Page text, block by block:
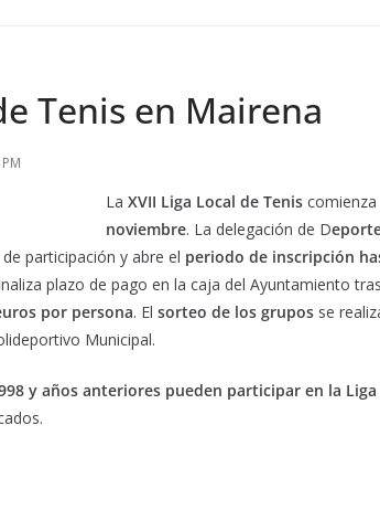
Tenis en Mairena
La XVII Liga Local de Tenis comienza
noviembre. La delegación de D
participación y abre el periodo de inscripción
plazo de pago en la caja del Ayuntamiento
por persona. El sorteo de los grupos se
Municipal.
y años anteriores pueden participar en la Liga